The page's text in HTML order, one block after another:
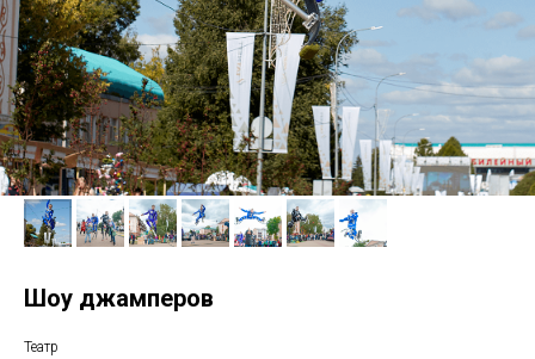
Шоу джамперов
Театр